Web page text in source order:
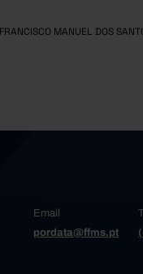
MANUEL DOS
Email
pordata@ffms.pt